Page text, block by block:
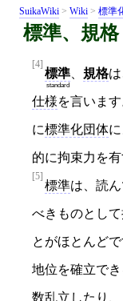
SuikaWiki > Wiki > 標準
標準、規格
[4]
標準
standard
規格は
仕様を言います
に標準化団体
的に拘束力を有
[5]
標準は、読
べきものとし
とがほとんど
地位を確立で
数乱立したり